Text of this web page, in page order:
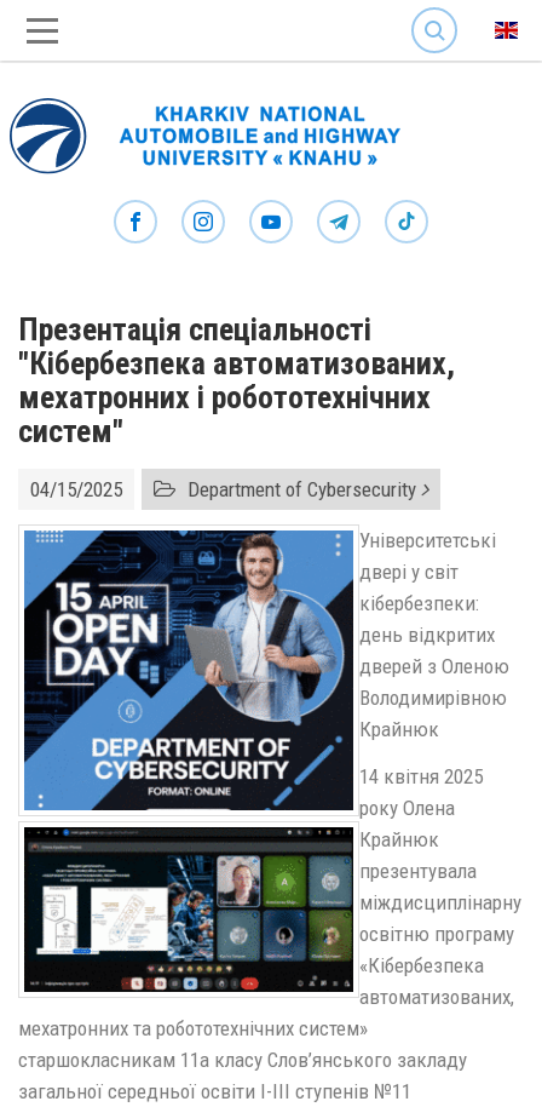
SEARCH
Презентація спеціальності
"Кібербезпека автоматизованих,
мехатронних і робототехнічних
систем"
04/15/2025 Department of Cybersecurity
Університетські
двері у світ
кібербезпеки:
день відкритих
дверей з Оленою
Володимирівною
Крайнюк
14 квітня 2025
року Олена
Крайнюк
презентувала
міждисциплінарну
освітню програму
«Кібербезпека
автоматизованих,
мехатронних та робототехнічних систем»
старшокласникам 11а класу Слов’янського закладу
загальної середньої освіти І-ІІІ ступенів №11